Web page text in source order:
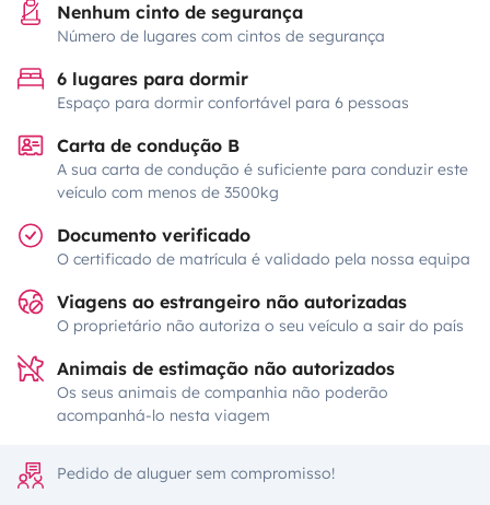
Nenhum cinto de segurança
Número de lugares com cintos de segurança
6 lugares para dormir
Espaço para dormir confortável para 6 pessoas
Carta de condução B
A sua carta de condução é suficiente para conduzir este
veículo com menos de 3500kg
Documento verificado
O certificado de matrícula é validado pela nossa equipa
Viagens ao estrangeiro não autorizadas
O proprietário não autoriza o seu veículo a sair do país
Animais de estimação não autorizados
Os seus animais de companhia não poderão
acompanhá-lo nesta viagem
Pedido de aluguer sem compromisso!